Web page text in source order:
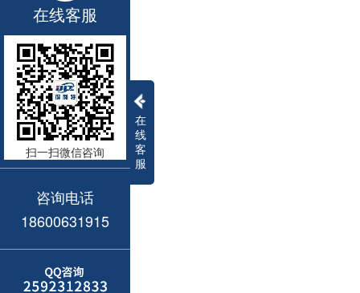
在
线
客
服
在线客服
扫一扫微信咨询
咨询电话
18600631915